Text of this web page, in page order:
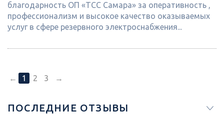
благодарность ОП «ТСС Самара» за оперативность ,
профессионализм и высокое качество оказываемых
услуг в сфере резервного электроснабжения...
← 1 2 3 →
ПОСЛЕДНИЕ ОТЗЫВЫ